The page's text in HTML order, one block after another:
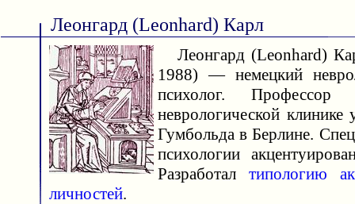
Леонгард (Leonhard) Карл
Леонгард (Leonhard)
1988) — немецкий
психолог. Профессор
неврологической клинике
Гумбольда в Берлине.
психологии
Разработал типологию
личностей.